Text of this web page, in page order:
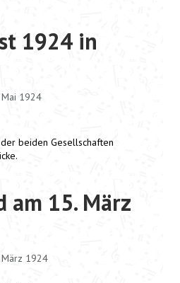
1924 in
1924
beiden Gesellschaften
am 15. März
1924